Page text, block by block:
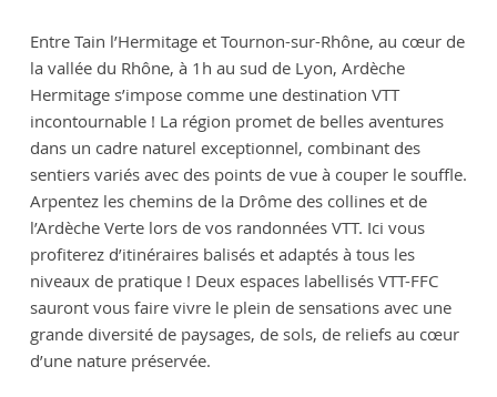
Entre Tain l’Hermitage et Tournon-sur-Rhône, au cœur de
la vallée du Rhône, à 1h au sud de Lyon, Ardèche
Hermitage s’impose comme une destination VTT
incontournable ! La région promet de belles aventures
dans un cadre naturel exceptionnel, combinant des
sentiers variés avec des points de vue à couper le souffle.
Arpentez les chemins de la Drôme des collines et de
l’Ardèche Verte lors de vos randonnées VTT. Ici vous
profiterez d’itinéraires balisés et adaptés à tous les
niveaux de pratique ! Deux espaces labellisés VTT-FFC
sauront vous faire vivre le plein de sensations avec une
grande diversité de paysages, de sols, de reliefs au cœur
d’une nature préservée.